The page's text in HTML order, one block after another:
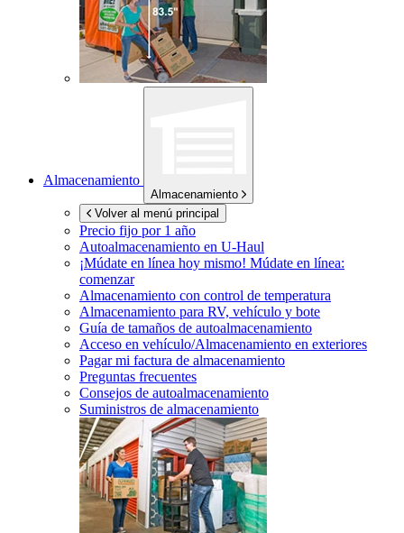
Almacenamiento
Almacenamiento
Volver al menú principal
Precio fijo por 1 año
Autoalmacenamiento en U-Haul
¡Múdate en línea hoy mismo! Múdate en línea:
comenzar
Almacenamiento con control de temperatura
Almacenamiento para RV, vehículo y bote
Guía de tamaños de autoalmacenamiento
Acceso en vehículo/Almacenamiento en exteriores
Pagar mi factura de almacenamiento
Preguntas frecuentes
Consejos de autoalmacenamiento
Suministros de almacenamiento